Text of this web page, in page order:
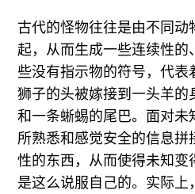
订阅
往期内容
联系我们
关注我们
古代的怪物往往是由不同动
起，从而生成一些连续性
些没有指示物的符号，代表
狮子的头被嫁接到一头羊的
和一条蜥蜴的尾巴。面对未
所熟悉和感觉安全的信息拼
性的东西，从而使得未知变
是这么说服自己的。实际上